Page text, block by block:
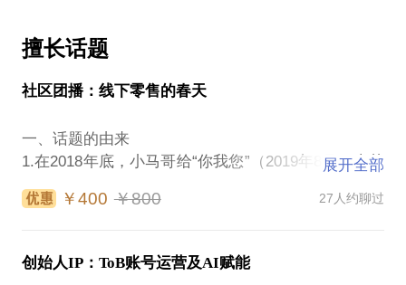
擅长话题
社区团播：线下零售的春天
一、话题的由来
1.在2018年底，小马哥给“你我您”（2019年8月，十荟
过万只。2020年，为十荟团华南战区输出短视频直播
这个渠道。
2.2022年与廖总（原十荟团华南负责人）深度合作，
展开全部
￥400 ￥800 27人约聊过
创始人IP：ToB账号运营及AI赋能